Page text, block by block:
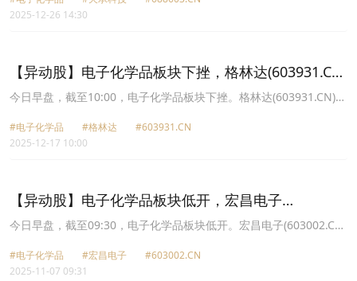
3.13%报17.02元，西陇科学(002584.CN)跌2.92%报9.31元，三孚新
2025-12-26 14:30
【异动股】电子化学品板块下挫，格林达(603931.CN)
跌7.95%
今日早盘，截至10:00，电子化学品板块下挫。格林达(603931.CN)跌
光(300576.CN)跌5.77%报40.34元，强力新材(300429.CN)跌4.45%
报13.95元，南大光电(300346.CN)跌4.44%报45.59元，广信材料
#电子化学品 #格林达
#603931.CN
2025-12-17 10:00
【异动股】电子化学品板块低开，宏昌电子
(603002.CN)跌2.66%
今日早盘，截至09:30，电子化学品板块低开。宏昌电子(603002.CN)
电材(300655.CN)跌2.31%报16.5元，飞凯材料(300398.CN)跌2.12%
报22.62元，上海新阳(300236.CN)跌2.10%报55.01元，安集科技
#电子化学品 #宏昌电子
#603002.CN
2025-11-07 09:31